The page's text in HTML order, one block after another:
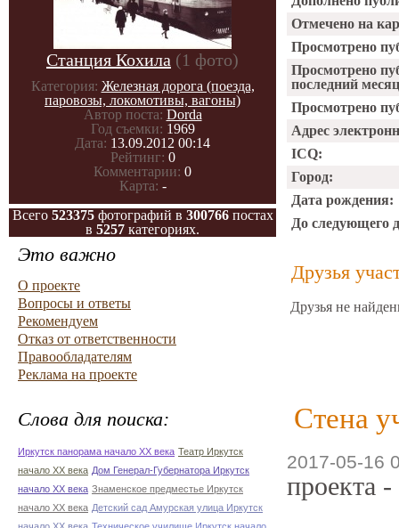
Станция Кохила (1 фото)
Категория: Железная дорога (поезда,
паровозы, локомотивы, вагоны)
Автор поста: Dorda
Год съемки: 1969
Дата: 13.09.2012 00:14
Рейтинг: 0
Комментарии: 0
Карта: -
Всего 523375фотографий в 300766постах
в 5257 категориях.
Это важно
О проекте
Вопросы и ответы
Рекомендуем
Отказ от ответственности
Правообладателям
Реклама на проекте
Слова для поиска:
Иркутск панорама начало ХХ века Театр Иркутск
начало ХХ века Дом Генерал-Губернатора Иркутск
начало ХХ века Знаменское предместье Иркутск
начало ХХ века Детский сад Амурская улица Иркутск
Отмечено на
Просмотрено
Просмотрено
последний
Просмотрено
Адрес
ICQ:
Город:
Дата рождения:
До следующего
Друзья
Друзья не
Стена
2017-05-16
проекта